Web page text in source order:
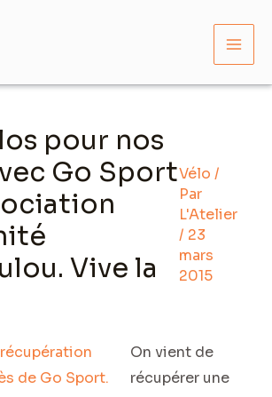
pour nos
Go Sport
Vive la
Vélo /
Par
L'Atelier
/ 23
mars
2015
On vient de
récupérer une